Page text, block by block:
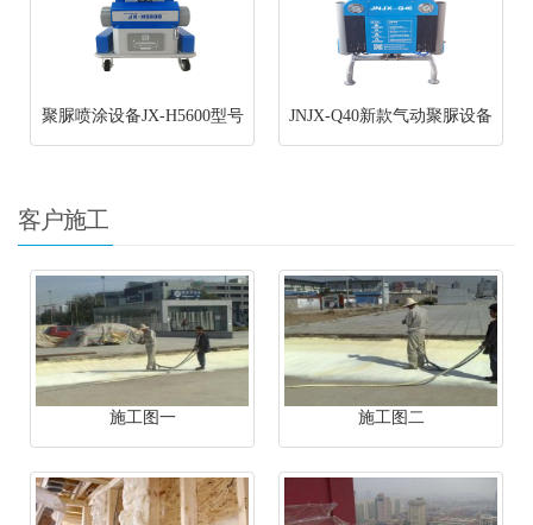
聚脲喷涂设备JX-H5600型号 JNJX-Q40新款气动聚脲设备
客户施工
施工图一 施工图二